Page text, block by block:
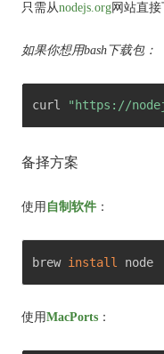
只需从nodejs.org网站直接
如果你想用bash下载包：
curl "https://
备择方案
使用 自制软件 ：
brew install node
使用MacPorts ：